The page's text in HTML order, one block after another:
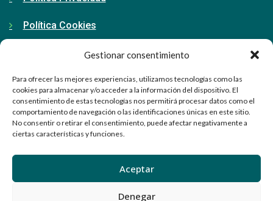
Gestionar consentimiento
Para ofrecer las mejores experiencias, utilizamos tecnologías como las
cookies para almacenar y/o acceder a la información del dispositivo. El
consentimiento de estas tecnologías nos permitirá procesar datos como el
comportamiento de navegación o las identificaciones únicas en este sitio.
No consentir o retirar el consentimiento, puede afectar negativamente a
ciertas características y funciones.
Aceptar
Denegar
Política Cookies
Contacto
91 798 71 15
info@ellabrador.es